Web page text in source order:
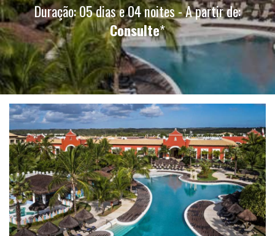
Duração: 05 dias e 04 noites - A partir de:
Consulte*